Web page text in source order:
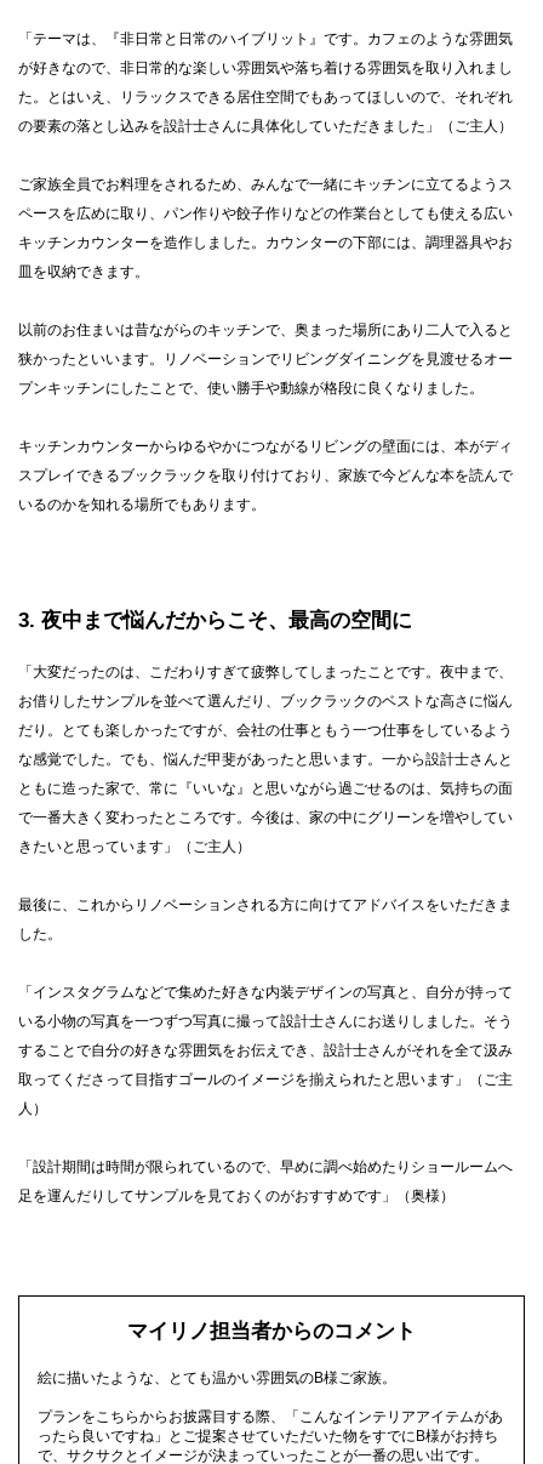
「テーマは、『非日常と日常のハイブリット』です。カフェのような雰囲気
が好きなので、非日常的な楽しい雰囲気や落ち着ける雰囲気を取り入れまし
た。とはいえ、リラックスできる居住空間でもあってほしいので、それぞれ
の要素の落とし込みを設計士さんに具体化していただきました」（ご主人）
ご家族全員でお料理をされるため、みんなで一緒にキッチンに立てるようス
ペースを広めに取り、パン作りや餃子作りなどの作業台としても使える広い
キッチンカウンターを造作しました。カウンターの下部には、調理器具やお
皿を収納できます。
以前のお住まいは昔ながらのキッチンで、奥まった場所にあり二人で入ると
狭かったといいます。リノベーションでリビングダイニングを見渡せるオー
プンキッチンにしたことで、使い勝手や動線が格段に良くなりました。
キッチンカウンターからゆるやかにつながるリビングの壁面には、本がディ
スプレイできるブックラックを取り付けており、家族で今どんな本を読んで
いるのかを知れる場所でもあります。
3 夜中まで悩んだからこそ、最高の空間に
「大変だったのは、こだわりすぎて疲弊してしまったことです。夜中まで、
お借りしたサンプルを並べて選んだり、ブックラックのベストな高さに悩ん
だり。とても楽しかったですが、会社の仕事ともう一つ仕事をしているよう
な感覚でした。でも、悩んだ甲斐があったと思います。一から設計士さんと
ともに造った家で、常に『いいな』と思いながら過ごせるのは、気持ちの面
で一番大きく変わったところです。今後は、家の中にグリーンを増やしてい
きたいと思っています」（ご主人）
最後に、これからリノベーションされる方に向けてアドバイスをいただきま
した。
「インスタグラムなどで集めた好きな内装デザインの写真と、自分が持って
いる小物の写真を一つずつ写真に撮って設計士さんにお送りしました。そう
することで自分の好きな雰囲気をお伝えでき、設計士さんがそれを全て汲み
取ってくださって目指すゴールのイメージを揃えられたと思います」（ご主
人）
「設計期間は時間が限られているので、早めに調べ始めたりショールームへ
足を運んだりしてサンプルを見ておくのがおすすめです」（奥様）
マイリノ担当者からのコメント
絵に描いたような、とても温かい雰囲気のB様ご家族。
プランをこちらからお披露目する際、「こんなインテリアアイテムがあ
ったら良いですね」とご提案させていただいた物をすでにB様がお持ち
で、サクサクとイメージが決まっていったことが一番の思い出です。